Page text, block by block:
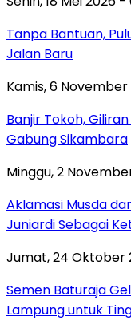
Tanpa Bantuan,
Jalan Baru
Kamis, 6 November
Banjir Tokoh,
Gabung Sikambara
Minggu, 2
Aklamasi Musda
Juniardi Sebagai
Jumat, 24 Oktober
Semen Baturaja
Lampung untuk